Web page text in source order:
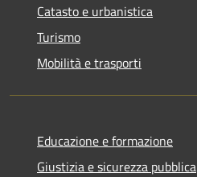
Catasto e urbanistica
Turismo
Mobilità e trasporti
Educazione e formazione
Giustizia e sicurezza pubblica